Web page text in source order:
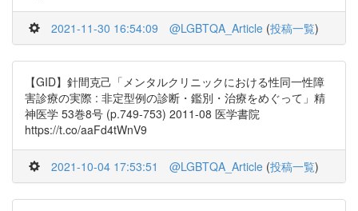
2021-11-30 16:54:09 @LGBTQA_Article (投稿一覧)
【GID】針間克己「メンタルクリニックにおける性同一性障
害診療の実際 : 非定型例の診断・鑑別・治療をめぐって」精
神医学 53巻8号 (p.749-753) 2011-08 医学書院
https://t.co/aaFd4tWnV9
2021-10-04 17:53:51 @LGBTQA_Article (投稿一覧)